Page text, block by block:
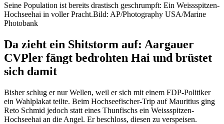
Seine Population ist bereits drastisch geschrumpft: Ein Weissspitzen-
Hochseehai in voller Pracht.Bild: AP/Photography USA/Marine
Photobank
Da zieht ein Shitstorm auf: Aargauer
CVPler fängt bedrohten Hai und brüstet
sich damit
Bisher schlug er nur Wellen, weil er sich mit einem FDP-Politiker
ein Wahlplakat teilte. Beim Hochseefischer-Trip auf Mauritius ging
Reto Schmid jedoch statt eines Thunfischs ein Weissspitzen-
Hochseehai an die Angel. Er beschloss, diesen zu verspeisen.